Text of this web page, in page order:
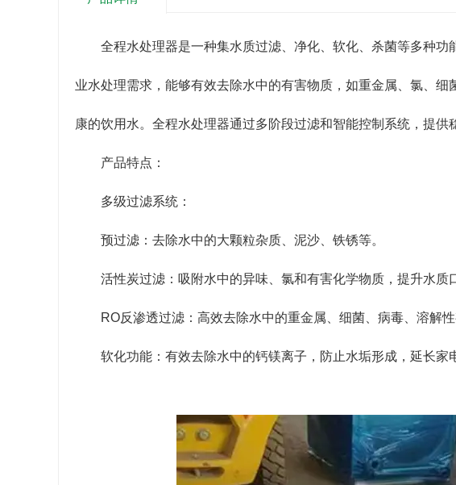
全程水处理器是一种集水质过滤、净化、软化、杀菌等多种
业水处理需求，能够有效去除水中的有害物质，如重金属、氯、
康的饮用水。全程水处理器通过多阶段过滤和智能控制系统，提供
产品特点：
多级过滤系统：
预过滤：去除水中的大颗粒杂质、泥沙、铁锈等。
活性炭过滤：吸附水中的异味、氯和有害化学物质，提升水质
RO反渗透过滤：高效去除水中的重金属、细菌、病毒、溶解
软化功能：有效去除水中的钙镁离子，防止水垢形成，延长家